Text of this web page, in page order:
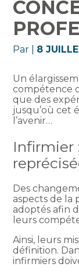
Par 8
Un
compétence
que des
jusqu’où cet
l’avenir…
Infirmier
Des
aspects de la
adoptés afin
leurs
Ainsi, leurs
définition.
infirmiers